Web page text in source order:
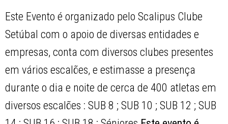
Este Evento é organizado pelo Scalipus Clube
Setúbal com o apoio de diversas entidades e
empresas, conta com diversos clubes presentes
em vários escalões, e estimasse a presença
durante o dia e noite de cerca de 400 atletas em
diversos escalões : SUB 8 ; SUB 10 ; SUB 12 ; SUB